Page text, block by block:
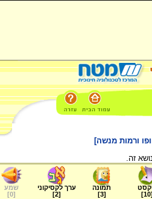
ורמות מנשה]
[
10
]
תמונה
[
3
]
ערך לקסיקוני
[
2
]
שמע
[
0
]